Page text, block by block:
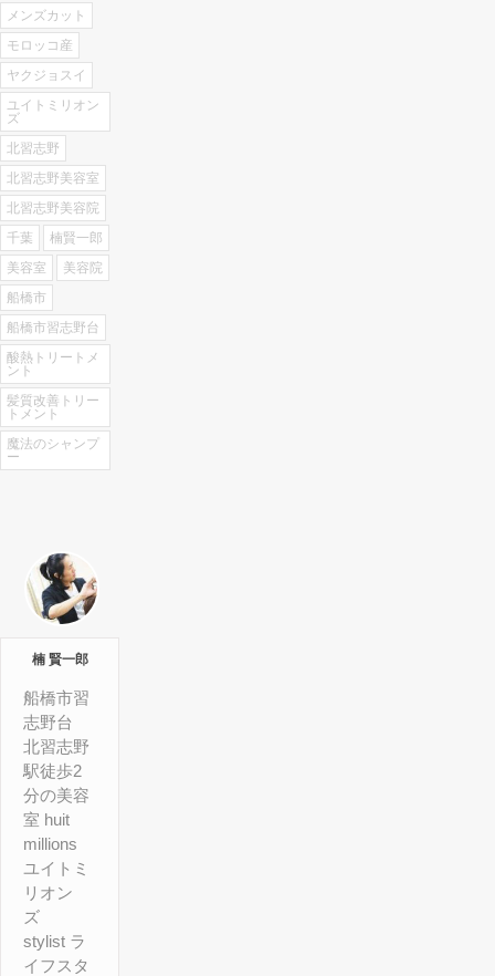
メンズカット
モロッコ産
ヤクジョスイ
ユイトミリオン
ズ
北習志野
北習志野美容室
北習志野美容院
千葉
楠賢一郎
美容室
美容院
船橋市
船橋市習志野台
酸熱トリートメ
ント
髪質改善トリー
トメント
魔法のシャンプ
ー
楠 賢一郎
船橋市習
志野台
北習志野
駅徒歩2
分の美容
室 huit
millions
ユイトミ
リオン
ズ
stylist ラ
イフスタ